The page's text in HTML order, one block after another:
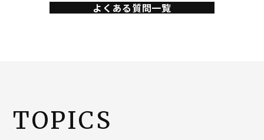
よくある質問一覧
TOPICS